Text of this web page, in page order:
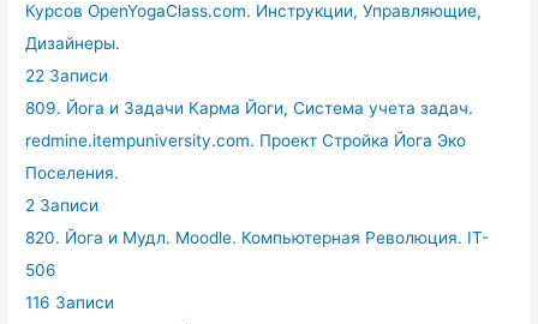
Курсов OpenYogaClass.com. Инструкции, Управляющие,
Дизайнеры.
22 Записи
809. Йога и Задачи Карма Йоги, Система учета задач.
redmine.itempuniversity.com. Проект Стройка Йога Эко
Поселения.
2 Записи
820. Йога и Мудл. Moodle. Компьютерная Революция. IT-
506
116 Записи